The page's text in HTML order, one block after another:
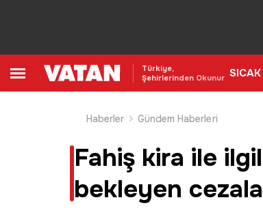
Türkiye,
Şehirlerinden Okunur SICAK
Haberler
Gündem Haberleri
Fahiş kira ile
bekleyen